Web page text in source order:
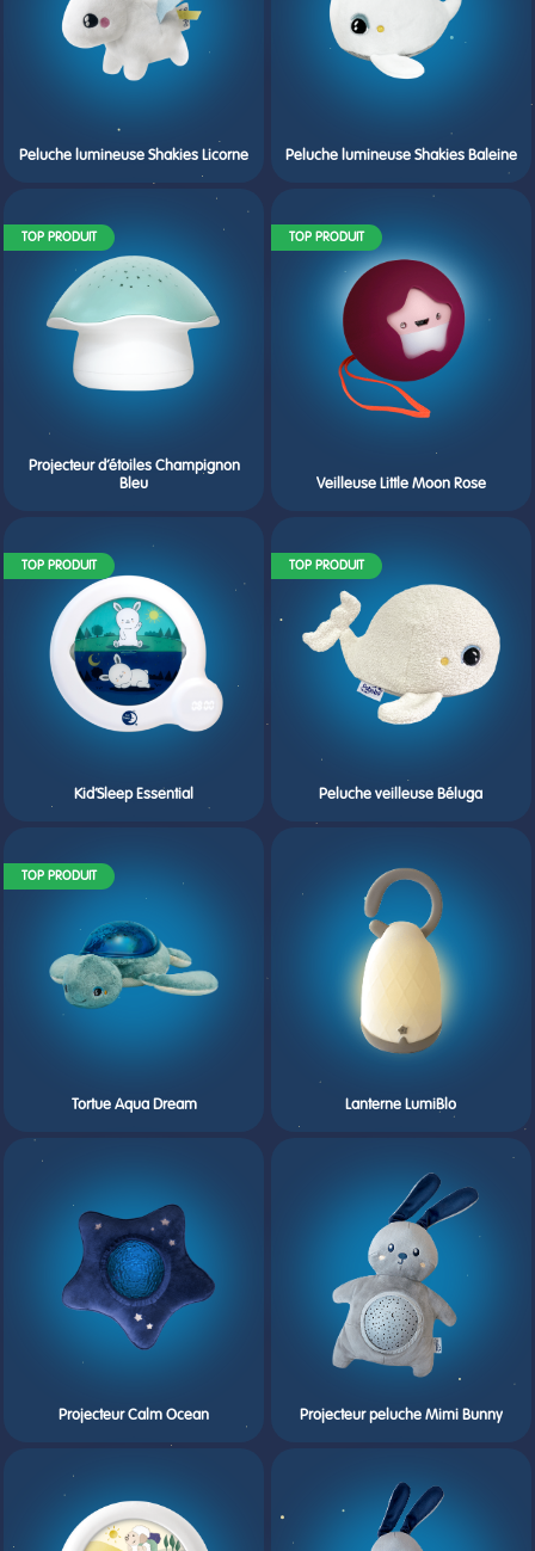
Peluche lumineuse Shakies Licorne Peluche lumineuse Shakies Baleine
TOP PRODUIT
Projecteur d’étoiles Champignon
Bleu
TOP PRODUIT
Veilleuse Little Moon Rose
TOP PRODUIT
Kid’Sleep Essential
TOP PRODUIT
Peluche veilleuse Béluga
TOP PRODUIT
Tortue Aqua Dream Lanterne LumiBlo
Projecteur Calm Ocean Projecteur peluche Mimi Bunny